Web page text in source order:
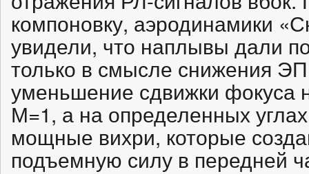
компоновку, аэродинамики
увидели, что наплывы дали
только в смысле снижения
уменьшение сдвижки фокуса
М=1, а на определенных
мощные вихри, которые
подъемную силу в передней